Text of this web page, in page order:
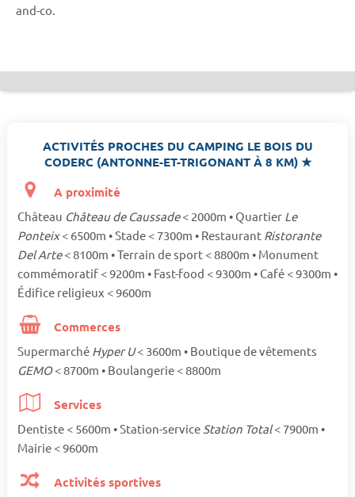
and-co.
ACTIVITÉS PROCHES DU CAMPING LE BOIS DU
CODERC (ANTONNE-ET-TRIGONANT À 8 KM) ★
A proximité
Château Château de Caussade< 2000m • Quartier Le
Ponteix< 6500m • Stade < 7300m • Restaurant Ristorante
Del Arte< 8100m • Terrain de sport < 8800m • Monument
commémoratif < 9200m • Fast-food < 9300m • Café < 9300m •
Édifice religieux < 9600m
Commerces
Supermarché Hyper U< 3600m • Boutique de vêtements
GEMO< 8700m • Boulangerie < 8800m
Services
Dentiste < 5600m • Station-service Station Total< 7900m •
Mairie < 9600m
Activités sportives